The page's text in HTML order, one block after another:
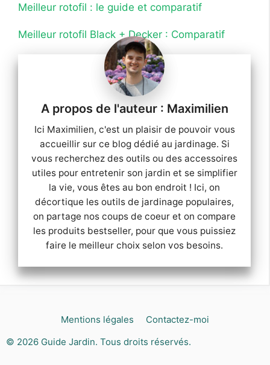
Meilleur rotofil : le guide et comparatif
Meilleur rotofil Black + Decker : Comparatif
Maximilien
Ici Maximilien, c'est un plaisir de pouvoir vous
accueillir sur ce blog dédié au jardinage. Si
vous recherchez des outils ou des accessoires
utiles pour entretenir son jardin et se simplifier
la vie, vous êtes au bon endroit ! Ici, on
décortique les outils de jardinage populaires,
on partage nos coups de coeur et on compare
les produits bestseller, pour que vous puissiez
faire le meilleur choix selon vos besoins.
Mentions légales
Contactez-moi
© 2026 Guide Jardin. Tous droits réservés.